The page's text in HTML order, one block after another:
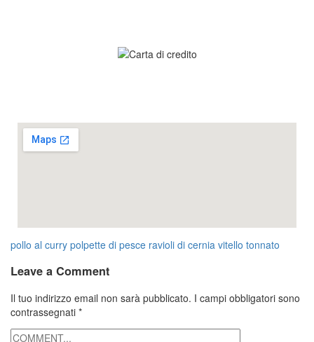
pollo al curry polpette di pesce ravioli di cernia vitello tonnato
Leave a Comment
Il tuo indirizzo email non sarà pubblicato. I campi obbligatori sono
contrassegnati *